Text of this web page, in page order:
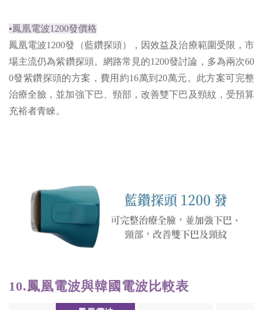
•鳳凰電波1200發價格
鳳凰電波1200發（藍鑽探頭），因效益及治療範圍受限，市
場主流仍為紫鑽探頭。網路常見的1200發討論，多為兩次60
0發紫鑽探頭的方案，費用約16萬到20萬元。此方案可完整
治療全臉，並加強下巴、頸部，改善雙下巴及頸紋，受預算
充裕者青睞。
10.鳳凰電波與韓國電波比較表